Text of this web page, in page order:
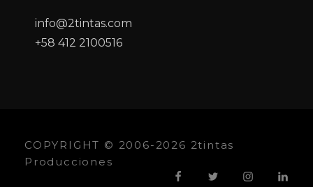
info@2tintas.com
+58 412 2100516
COPYRIGHT © 2006-2026 2tintas
Producciones